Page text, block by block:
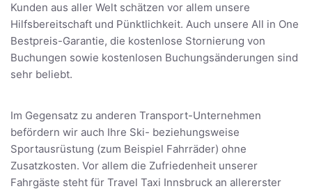
Kunden aus aller Welt schätzen vor allem unsere
Hilfsbereitschaft und Pünktlichkeit. Auch unsere All in One
Bestpreis-Garantie, die kostenlose Stornierung von
Buchungen sowie kostenlosen Buchungsänderungen sind
sehr beliebt.
Im Gegensatz zu anderen Transport-Unternehmen
befördern wir auch Ihre Ski- beziehungsweise
Sportausrüstung (zum Beispiel Fahrräder) ohne
Zusatzkosten. Vor allem die Zufriedenheit unserer
Fahrgäste steht für Travel Taxi Innsbruck an allererster